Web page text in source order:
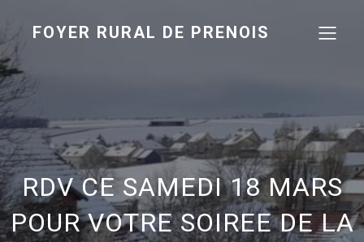
FOYER RURAL DE PRENOIS
RDV CE SAMEDI 18 MARS
POUR VOTRE SOIREE DE LA